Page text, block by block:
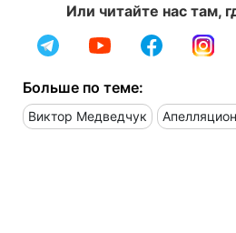
Или читайте нас там,
Больше по теме:
Виктор Медведчук